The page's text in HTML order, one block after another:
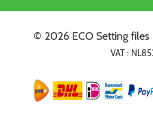
© 2026 ECO Setting files
VAT :